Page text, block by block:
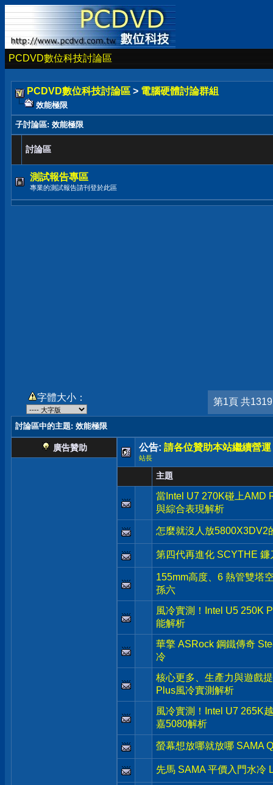
PCDVD數位科技討論區
PCDVD數位科技討論區 > 電腦硬體討論群組
效能極限
子討論區: 效能極限
討論區
測試報告專區
專業的測試報告請刊登於此區
字體大小： 第1頁 共
討論區中的主題: 效能極限
廣告贊助 公告: 請各位贊助本站繼續營運
站長
主題
當Intel U7 270K碰上AMD
與綜合表現解析
怎麼就沒人放5800X3DV2
第四代再進化 SCYTHE
155mm高度、6 熱管雙塔
孫六
風冷實測！Intel U5 250K
能解析
華擎 ASRock 鋼鐵傳奇
冷
核心更多、生產力與遊戲
Plus風冷實測解析
風冷實測！Intel U7 265K
嘉5080解析
螢幕想放哪就放哪 SAMA
先馬 SAMA 平價入門水冷